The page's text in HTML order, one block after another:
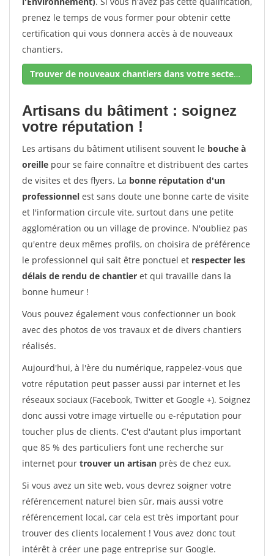
prenez le temps de vous former pour obtenir cette
certification qui vous donnera accès à de nouveaux
chantiers.
Trouver de nouveaux chantiers dans votre secteur !
Artisans du bâtiment : soignez
votre réputation !
Les artisans du bâtiment utilisent souvent le bouche à
oreille pour se faire connaître et distribuent des cartes
de visites et des flyers. La bonne réputation d'un
professionnel est sans doute une bonne carte de visite
et l'information circule vite, surtout dans une petite
agglomération ou un village de province. N'oubliez pas
qu'entre deux mêmes profils, on choisira de préférence
le professionnel qui sait être ponctuel et respecter les
délais de rendu de chantier et qui travaille dans la
bonne humeur !
Vous pouvez également vous confectionner un book
avec des photos de vos travaux et de divers chantiers
réalisés.
Aujourd'hui, à l'ère du numérique, rappelez-vous que
votre réputation peut passer aussi par internet et les
réseaux sociaux (Facebook, Twitter et Google +). Soignez
donc aussi votre image virtuelle ou e-réputation pour
toucher plus de clients. C'est d'autant plus important
que 85 % des particuliers font une recherche sur
internet pour trouver un artisan près de chez eux.
Si vous avez un site web, vous devrez soigner votre
référencement naturel bien sûr, mais aussi votre
référencement local, car cela est très important pour
trouver des clients localement ! Vous avez donc tout
intérêt à créer une page entreprise sur Google.